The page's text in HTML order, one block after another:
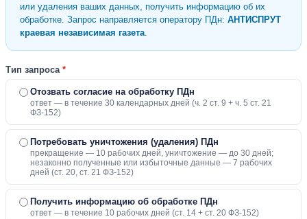
или удаления ваших данных, получить информацию об их
обработке. Запрос направляется оператору ПДн: АНТИСПРУТ
краевая независимая газета.
Тип запроса *
Отозвать согласие на обработку ПДн
ответ — в течение 30 календарных дней (ч. 2 ст. 9 + ч. 5 ст. 21
ФЗ-152)
Потребовать уничтожения (удаления) ПДн
прекращение — 10 рабочих дней, уничтожение — до 30 дней;
незаконно полученные или избыточные данные — 7 рабочих
дней (ст. 20, ст. 21 ФЗ-152)
Получить информацию об обработке ПДн
ответ — в течение 10 рабочих дней (ст. 14 + ст. 20 ФЗ-152)